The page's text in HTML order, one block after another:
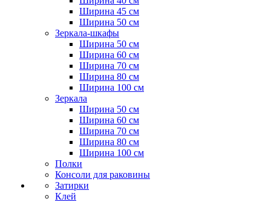
Ширина 45 см
Ширина 50 см
Зеркала-шкафы
Ширина 50 см
Ширина 60 см
Ширина 70 см
Ширина 80 см
Ширина 100 см
Зеркала
Ширина 50 см
Ширина 60 см
Ширина 70 см
Ширина 80 см
Ширина 100 см
Полки
Консоли для раковины
Затирки
Клей